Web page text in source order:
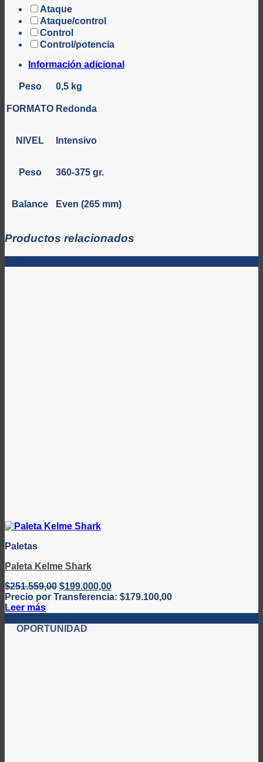
Ataque
Ataque/control
Control
Control/potencia
Información adicional
Peso 0,5 kg
FORMATO Redonda
NIVEL Intensivo
Peso 360-375 gr.
Balance Even (265 mm)
Productos relacionados
Paletas
Paleta Kelme Shark
$251.559,00 El
precio
$251.559,00.
$199.000,00El
precio
Precio por Transferencia: $179.100,00
Leer más
OPORTUNIDAD